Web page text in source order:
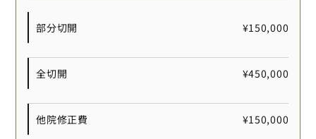
部分切開 ¥150,000
全切開 ¥450,000
他院修正費 ¥150,000